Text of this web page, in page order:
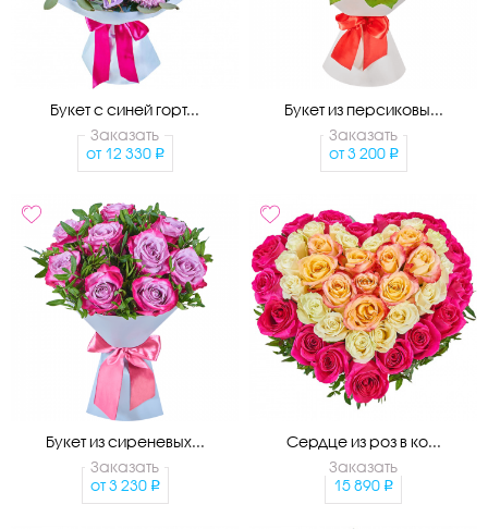
Букет с синей горт...
Заказать
от 12 330
Букет из персиковы...
Заказать
от 3 200
Букет из сиреневых...
Заказать
от 3 230
Сердце из роз в ко...
Заказать
15 890